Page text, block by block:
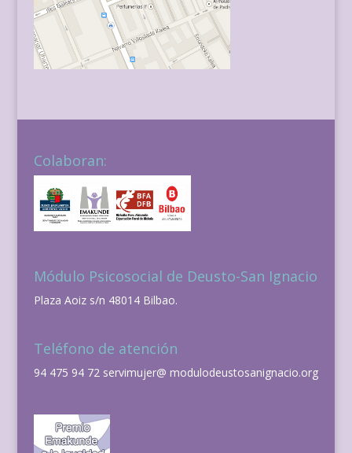
Colaboran:
Módulo Psicosocial de Deusto-San Ignacio
Plaza Aoiz s/n 48014 Bilbao.
Teléfono de atención
94 475 94 72 servimujer@ modulodeustosanignacio.org